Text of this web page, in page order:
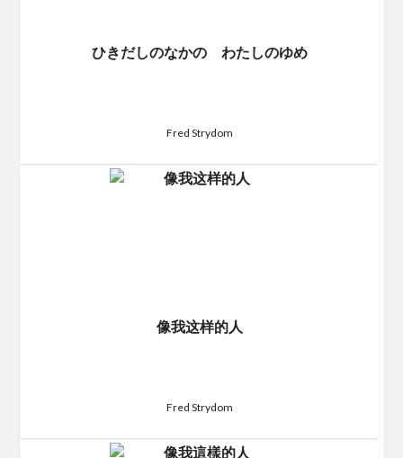
ひきだしのなかの わたしのゆめ
Fred Strydom
像我这样的人
Fred Strydom